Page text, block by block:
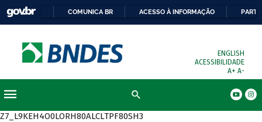
COMUNICA BR ACESSO À INFORMAÇÃO
ENGLISH
ACESSIBILIDADE
A+ A-
Z7_L9KEH4O0LORH80ALCLTPF80SH3